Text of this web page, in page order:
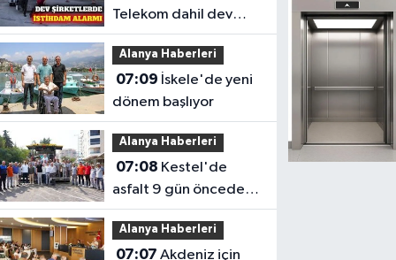
Telekom dahil dev
şirketlerde istihdam
düşüyor
Alanya Haberleri
07:09
dönem başlıyor
Alanya Haberleri
07:08
asfalt 9 gün önceden
tamamlandı en anlamlı
teşekkür iş makinesinin
üzerine bırakıldı
Alanya Haberleri
07:07 Akdeniz için